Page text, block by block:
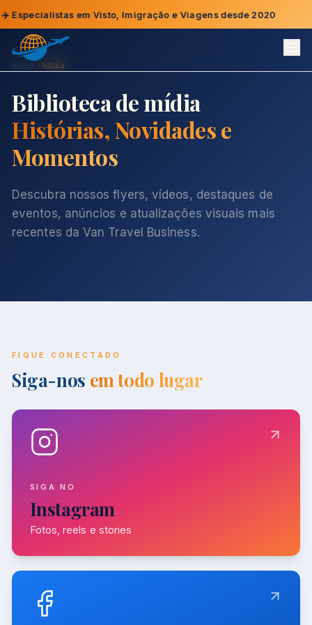
em Visto, Imigração e Viagens desde 2020
Início Mídia
Biblioteca de mídia
Histórias, Novidades e
Momentos
Descubra nossos flyers, vídeos, destaques de
eventos, anúncios e atualizações visuais mais
recentes da Van Travel Business.
FIQUE CONECTADO
Siga-nos em todo lugar
SIGA NO
Instagram
Fotos, reels e stories